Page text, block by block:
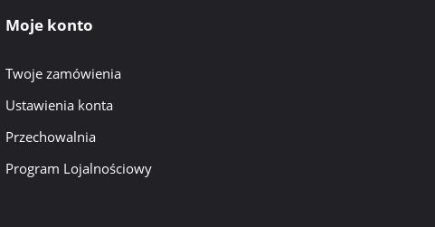
Moje konto
Twoje zamówienia
Ustawienia konta
Przechowalnia
Program Lojalnościowy